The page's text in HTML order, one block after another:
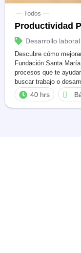
— Todos —
Productividad
Desarrollo laboral
Descubre cómo
Fundación Santa
procesos que te
buscar trabajo o
relacionados con la
online, generación de
40 hrs